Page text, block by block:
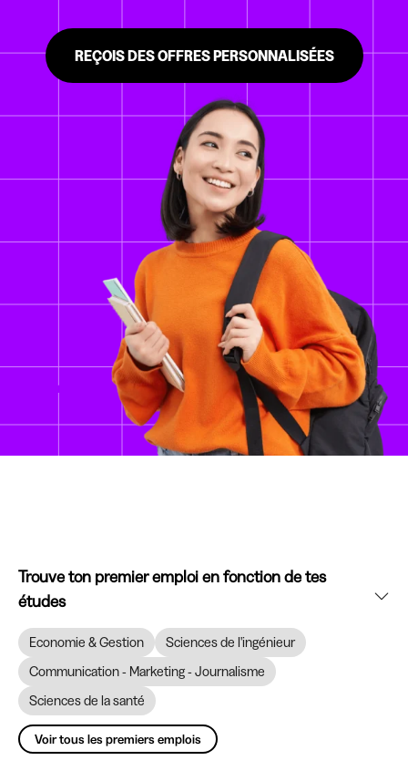
REÇOIS DES OFFRES PERSONNALISÉES
Trouve ton premier emploi en fonction de tes
études
Economie & Gestion
Sciences de l'ingénieur
Communication - Marketing - Journalisme
Sciences de la santé
Voir tous les premiers emplois